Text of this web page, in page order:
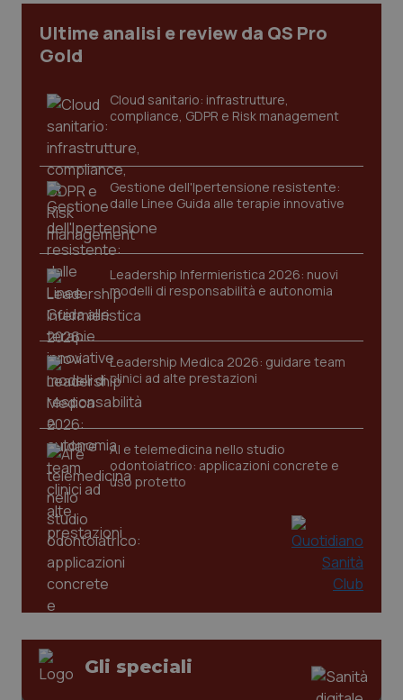
Ultime analisi e review da QS Pro
Gold
Cloud sanitario: infrastrutture,
compliance, GDPR e Risk management
Gestione dell'Ipertensione resistente:
dalle Linee Guida alle terapie innovative
Leadership Infermieristica 2026: nuovi
modelli di responsabilità e autonomia
Leadership Medica 2026: guidare team
clinici ad alte prestazioni
AI e telemedicina nello studio
odontoiatrico: applicazioni concrete e
uso protetto
Gli speciali
CookieScriptConsent
CookieScript
www.quotidianosanita.it
tracking-sites-ironfish-
tracking-enable
www.quotidianosanita.it
tracking-sites-ironfish-
session-id
www.quotidianosanita.it